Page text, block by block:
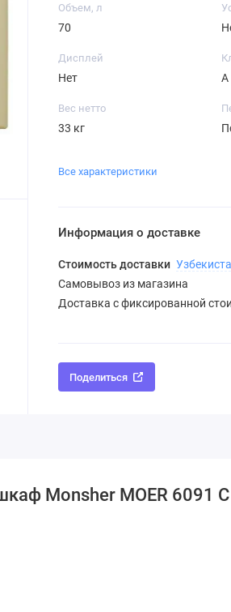
Объем, л
70
Дисплей
Нет A
Вес нетто
33 кг
Все характеристики
Информация о доставке
Стоимость доставки
Самовывоз из магазина
Доставка с фиксированной
Поделиться
Monsher MOER 6091 C